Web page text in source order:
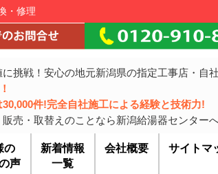
・修理
挑戦！安心の地元新潟県の指定工事店・自
件!完全自社施工による経験と技術力!
売・取替えのことなら新潟給湯器センター
の
声
新着情報
一覧
会社概要 サイトマ